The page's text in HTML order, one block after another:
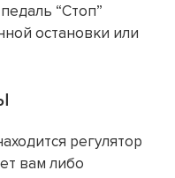
“Стоп”
остановки или
регулятор
вам либо